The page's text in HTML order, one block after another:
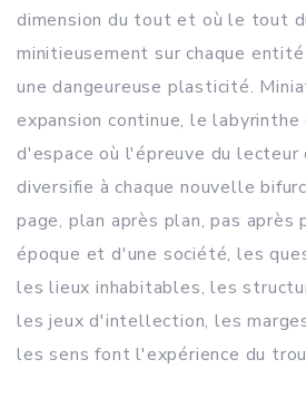
dimension du tout et où le tout
minitieusement sur chaque
une dangeureuse plasticité.
expansion continue, le
d'espace où l'épreuve du
diversifie à chaque nouvelle
page, plan après plan, pas après
époque et d'une société, les
les lieux inhabitables, les
les jeux d'intellection, les
les sens font l'expérience du